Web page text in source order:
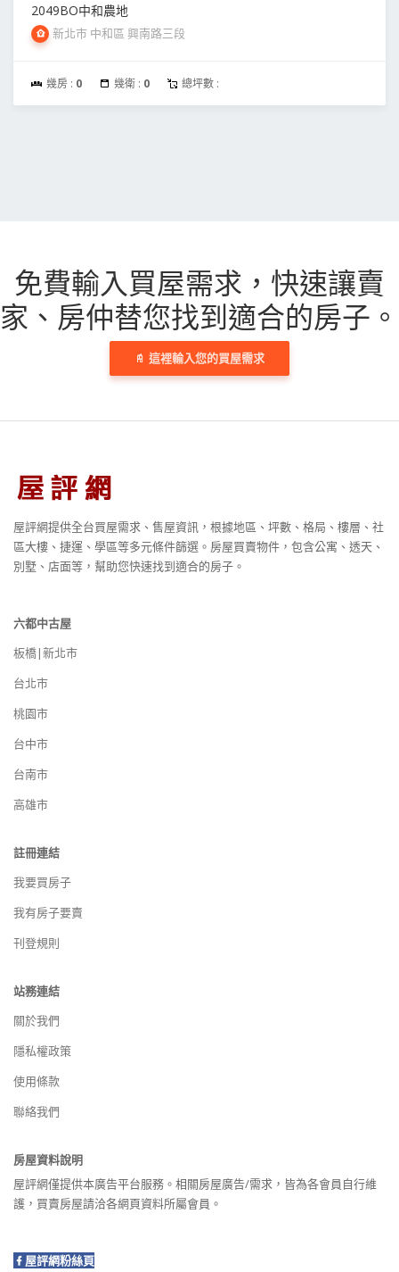
2049BO中和農地
新北市 中和區 興南路三段
幾房 : 0 幾衛 : 0 總坪數 :
免費輸入買屋需求， 快速讓賣
家、房仲替您找到適合的房子。
這裡輸入您的買屋需求
屋評網提供全台買屋需求、售屋資訊，根據地區、坪數、格局、樓層、社
區大樓、捷運、學區等多元條件篩選。房屋買賣物件，包含公寓、透天、
別墅、店面等，幫助您快速找到適合的房子。
六都中古屋
板橋|新北市
台北市
桃園市
台中市
台南市
高雄市
註冊連結
我要買房子
我有房子要賣
刊登規則
站務連結
關於我們
隱私權政策
使用條款
聯絡我們
房屋資料說明
屋評網僅提供本廣告平台服務。相關房屋廣告/需求，皆為各會員自行維
護，買賣房屋請洽各網頁資料所屬會員。
屋評網粉絲頁